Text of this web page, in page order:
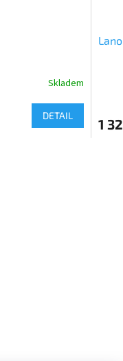
Skladem
DETAIL
1